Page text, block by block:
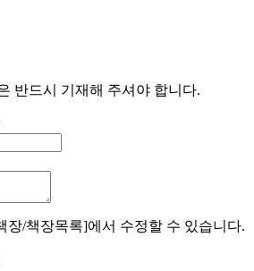
반드시 기재해 주셔야 합니다.
장/책장목록]에서 수정할 수 있습니다.